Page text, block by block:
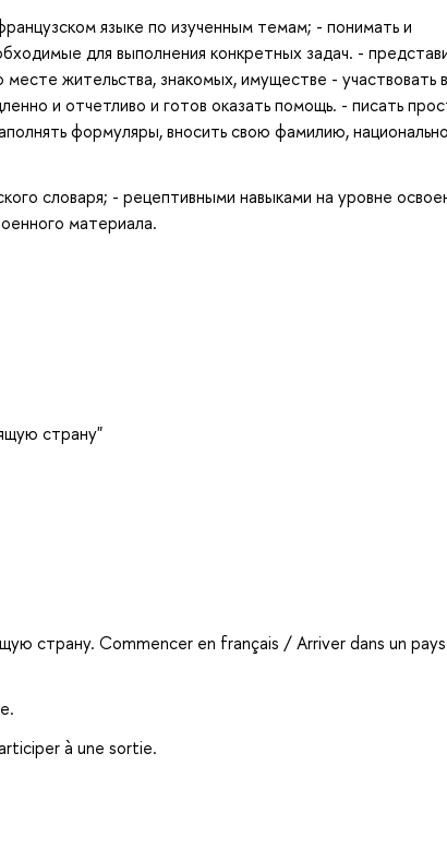
языке по изученным темам; - понимать и
для выполнения конкретных задач. -
жительства, знакомых, имуществе - участвовать в
и отчетливо и готов оказать помощь. - писать
формуляры, вносить свою фамилию,
словаря; - рецептивными навыками на уровне
материала.
страну"
страну. Commencer en français / Arriver dans un pays
à une sortie.